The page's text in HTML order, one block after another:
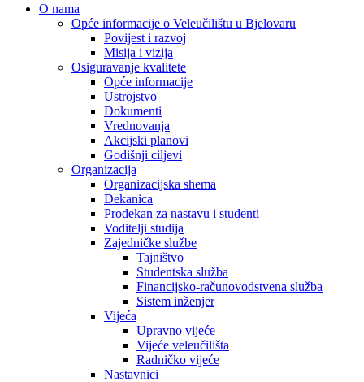
Close
O nama
Opće informacije o Veleučilištu u Bjelovaru
Povijest i razvoj
Misija i vizija
Osiguravanje kvalitete
Opće informacije
Ustrojstvo
Dokumenti
Vrednovanja
Akcijski planovi
Godišnji ciljevi
Organizacija
Organizacijska shema
Dekanica
Prodekan za nastavu i studenti
Voditelji studija
Zajedničke službe
Tajništvo
Studentska služba
Financijsko-računovodstvena služba
Sistem inženjer
Vijeća
Upravno vijeće
Vijeće veleučilišta
Radničko vijeće
Nastavnici